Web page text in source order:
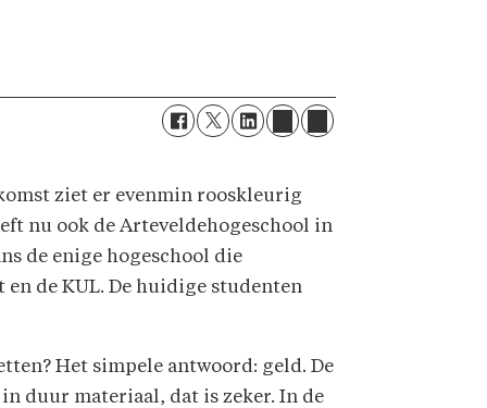
ziet er evenmin rooskleurig
nu ook de Arteveldehogeschool in
de enige hogeschool die
de KUL. De huidige studenten
Het simpele antwoord: geld. De
duur materiaal, dat is zeker. In de